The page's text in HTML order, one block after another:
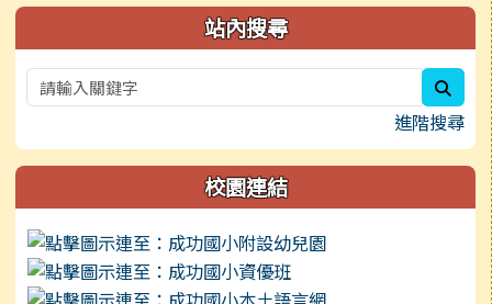
左邊區域內容 站內搜尋
進階搜尋
校園連結